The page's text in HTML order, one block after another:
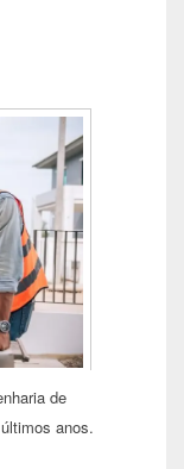
de
anos.